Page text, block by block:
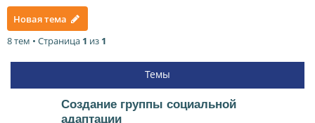
Новая тема
8 тем • Страница 1 из 1
Темы
Создание группы социальной
адаптации